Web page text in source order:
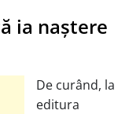
ia naştere
De curând, la
editura